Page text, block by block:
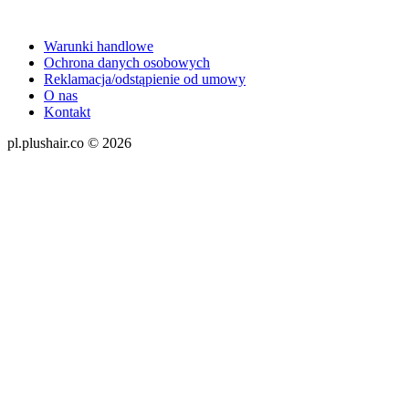
Warunki handlowe
Ochrona danych osobowych
Reklamacja/odstąpienie od umowy
O nas
Kontakt
pl.plushair.co © 2026